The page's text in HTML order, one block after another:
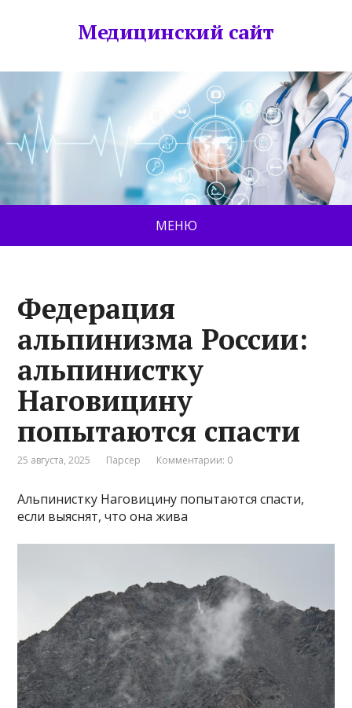
Медицинский сайт
МЕНЮ
Федерация
альпинизма России:
альпинистку
Наговицину
попытаются спасти
25 августа, 2025 Парсер Комментарии: 0
Альпинистку Наговицину попытаются спасти,
если выяснят, что она жива